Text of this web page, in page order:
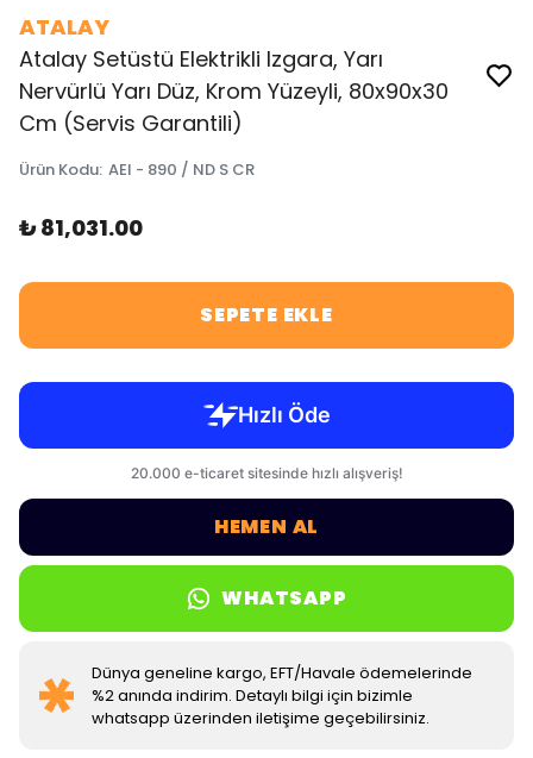
ATALAY
Atalay Setüstü Elektrikli Izgara, Yarı
Nervürlü Yarı Düz, Krom Yüzeyli, 80x90x30
Cm (Servis Garantili)
Ürün Kodu: AEI - 890 / ND S CR
₺ 81,031.00
SEPETE EKLE
HEMEN AL
WHATSAPP
Dünya geneline kargo, EFT/Havale ödemelerinde
%2 anında indirim. Detaylı bilgi için bizimle
whatsapp üzerinden iletişime geçebilirsiniz.